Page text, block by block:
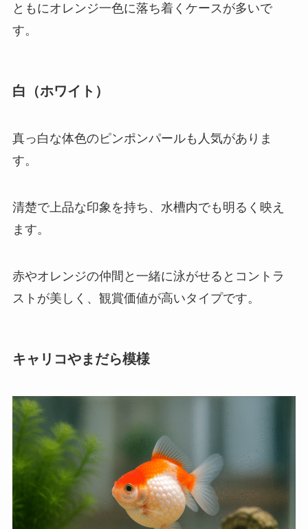
ともにオレンジ一色に落ち着くケースが多いで
す。
白（ホワイト）
真っ白な体色のピンポンパールも人気がありま
す。
清楚で上品な印象を持ち、水槽内でも明るく映え
ます。
赤やオレンジの仲間と一緒に泳がせるとコントラ
ストが美しく、観賞価値が高いタイプです。
キャリコやまだら模様